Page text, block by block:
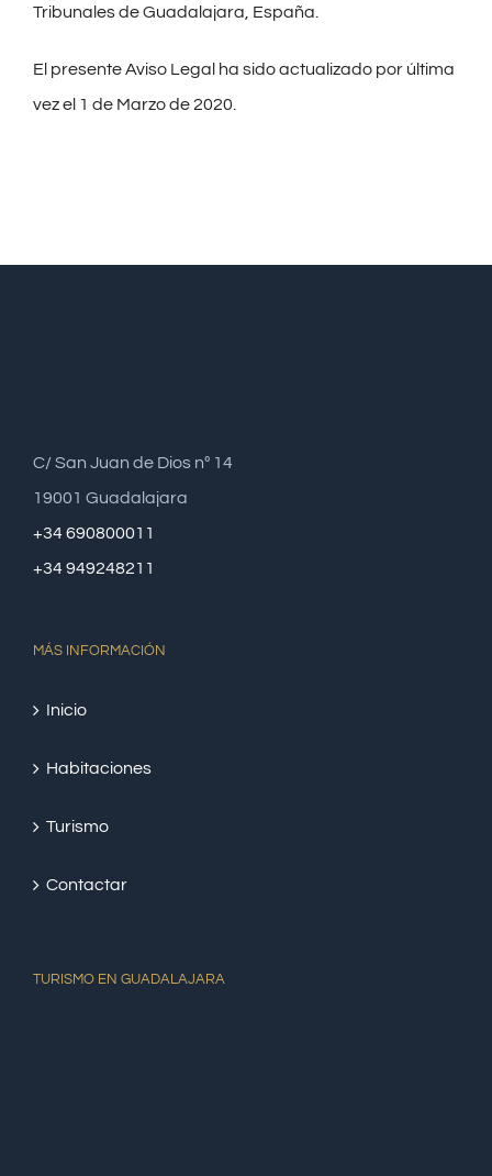
Tribunales de Guadalajara, España.
El presente Aviso Legal ha sido actualizado por última
vez el 1 de Marzo de 2020.
C/ San Juan de Dios nº 14
19001 Guadalajara
+34 690800011
+34 949248211
MÁS INFORMACIÓN
Inicio
Habitaciones
Turismo
Contactar
TURISMO EN GUADALAJARA